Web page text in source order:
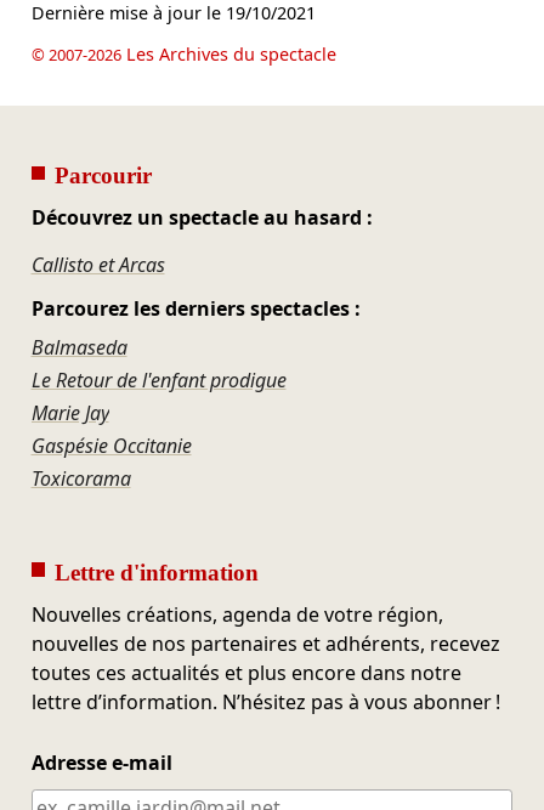
Dernière mise à jour le 19/10/2021
© 2007-2026Les Archives du spectacle
Parcourir
Découvrez un spectacle au hasard :
Callisto et Arcas
Parcourez les derniers spectacles :
Balmaseda
Le Retour de l'enfant prodigue
Marie Jay
Gaspésie Occitanie
Toxicorama
Lettre d'information
Nouvelles créations, agenda de votre région,
nouvelles de nos partenaires et adhérents, recevez
toutes ces actualités et plus encore dans notre
lettre d’information. N’hésitez pas à vous abonner !
Adresse e-mail